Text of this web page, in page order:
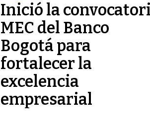
Inició la
MEC del Banco
Bogotá para
fortalecer la
excelencia
empresarial